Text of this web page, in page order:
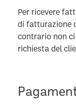
Per ricevere
di fatturazione
contrario non
richiesta del